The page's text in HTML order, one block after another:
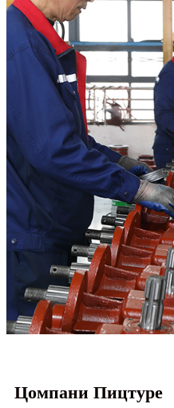
Цомпани Пицтуре